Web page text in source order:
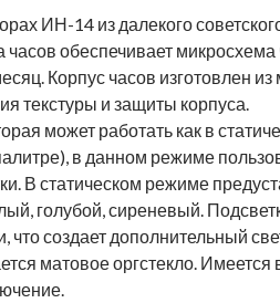
ИН-14 из далекого
обеспечивает
Корпус часов изготовлен из
текстуры и защиты корпуса.
может работать как в
в данном режиме
В статическом режиме
голубой, сиреневый.
что создает дополнительный
матовое оргстекло.